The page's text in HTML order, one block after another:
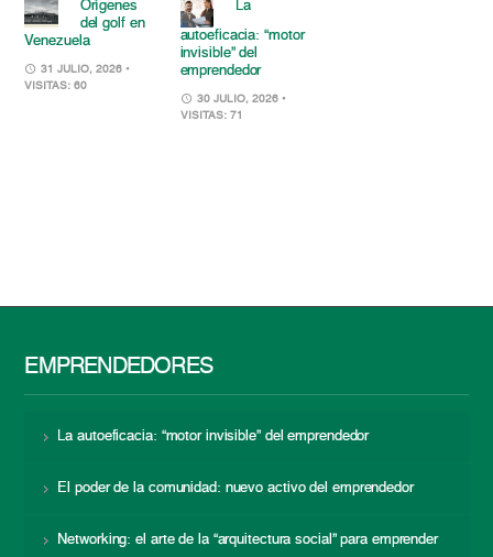
Orígenes
del golf en
Venezuela
31 JULIO, 2026 •
VISITAS: 60
La
autoeficacia: “motor
invisible” del
emprendedor
30 JULIO, 2026 •
VISITAS: 71
EMPRENDEDORES
La autoeficacia: “motor invisible” del emprendedor
El poder de la comunidad: nuevo activo del emprendedor
Networking: el arte de la “arquitectura social” para emprender